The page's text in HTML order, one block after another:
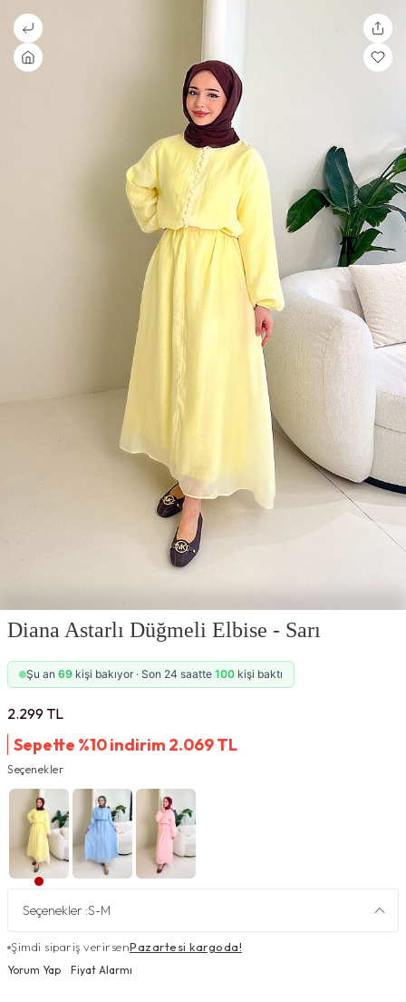
Diana Astarlı Düğmeli Elbise - Sarı
Şu an 69 kişi bakıyor · Son 24 saatte 100 kişi baktı
2.299TL
Sepette %10 indirim 2.069TL
Seçenekler
Seçenekler :S-M
Şimdi sipariş verirsenPazartesi kargoda!
Yorum Yap Fiyat Alarmı